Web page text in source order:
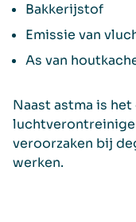
Bakkerijstof
Emissie van
As van
Naast astma is
veroorzaken bij
werken.